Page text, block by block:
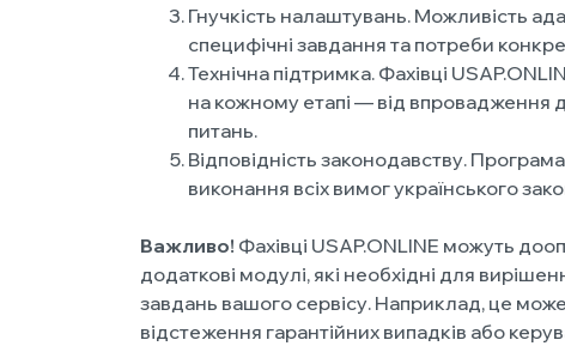
Гнучкість налаштувань. Можливість
специфічні завдання та потреби
Технічна підтримка. Фахівці
на кожному етапі — від впровадження
питань.
Відповідність законодавству.
виконання всіх вимог українського
Важливо! Фахівці USAP.ONLINE можуть
додаткові модулі, які необхідні для
завдань вашого сервісу. Наприклад, це
відстеження гарантійних випадків або